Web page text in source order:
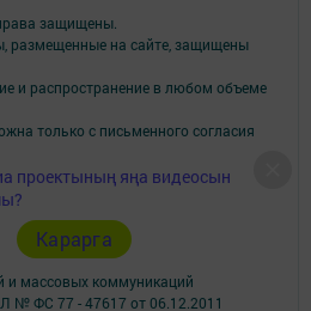
проектының яңа видеосын
Карарга
защищены.
на сайте, защищены
и распространение в любом объеме
только с письменного согласия
агентства по печати и массовым
(Мензеля)
службой по надзору в сфере
и массовых коммуникаций
№ ФС 77 - 47617 от 06.12.2011